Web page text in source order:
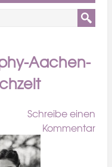
Aachen-
Schreibe einen
Kommentar